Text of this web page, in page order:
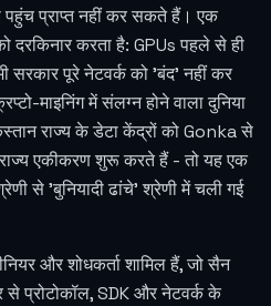
पहुंच प्राप्त नहीं कर सकते हैं। एक
दरकिनार करता है: GPUs पहले से ही
सरकार पूरे नेटवर्क को 'बंद' नहीं कर
माइनिंग में संलग्न होने वाला दुनिया
राज्य के डेटा केंद्रों को Gonka से
एकीकरण शुरू करते हैं - तो यह एक
से 'बुनियादी ढांचे' श्रेणी में चली गई
और शोधकर्ता शामिल हैं, जो सैन
से प्रोटोकॉल, SDK और नेटवर्क के